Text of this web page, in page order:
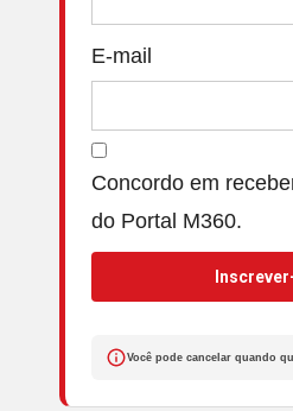
E-mail
Concordo em
do Portal M360.
Você pode cancelar quando